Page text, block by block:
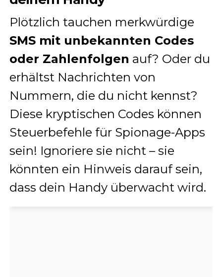
Plötzlich tauchen merkwürdige
SMS mit unbekannten Codes
oder Zahlenfolgen auf? Oder du
erhältst Nachrichten von
Nummern, die du nicht kennst?
Diese kryptischen Codes können
Steuerbefehle für Spionage-Apps
sein! Ignoriere sie nicht – sie
könnten ein Hinweis darauf sein,
dass dein Handy überwacht wird.